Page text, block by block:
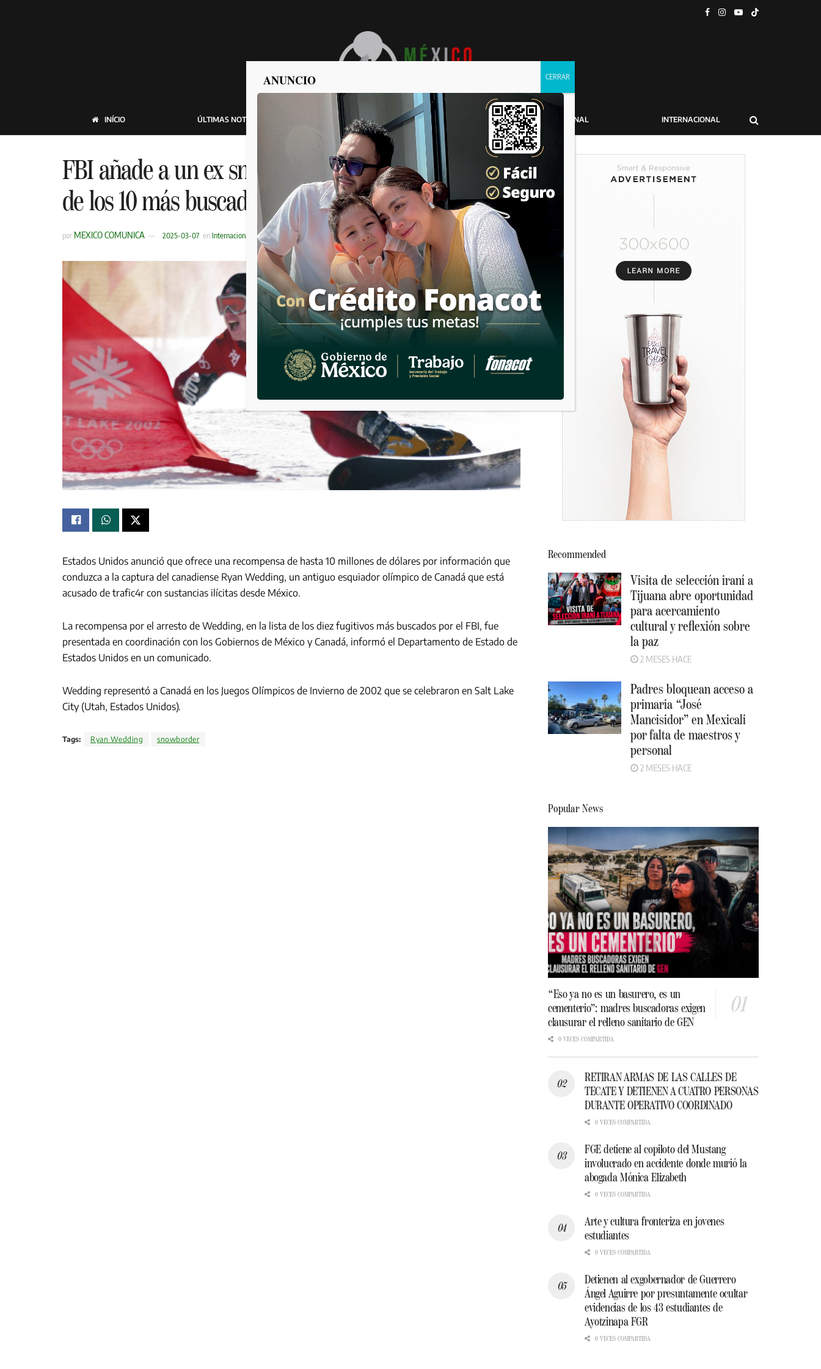
INÍCIO ÚLTIMAS NOTICIAS POLÍTICA POLICIACA NACIONAL INTERNACIONAL
FBI añade a un ex snowboarder olímpico a su lista
de los 10 más buscados
por MEXICO COMUNICA 2025-03-07 en Internacional Últimas Noticias
Estados Unidos anunció que ofrece una recompensa de hasta 10 millones de dólares por información que
conduzca a la captura del canadiense Ryan Wedding, un antiguo esquiador olímpico de Canadá que está
acusado de trafic4r con sustancias ilícitas desde México.
La recompensa por el arresto de Wedding, en la lista de los diez fugitivos más buscados por el FBI, fue
presentada en coordinación con los Gobiernos de México y Canadá, informó el Departamento de Estado de
Estados Unidos en un comunicado.
Wedding representó a Canadá en los Juegos Olímpicos de Invierno de 2002 que se celebraron en Salt Lake
City (Utah, Estados Unidos).
Tags: Ryan Wedding snowborder
Recommended
Visita de selección iraní a
Tijuana abre oportunidad
para acercamiento
cultural y reflexión sobre
la paz
2 MESES HACE
Padres bloquean acceso a
primaria “José
Mancisidor” en Mexicali
por falta de maestros y
personal
2 MESES HACE
Popular News
“Eso ya no es un basurero, es un
cementerio”: madres buscadoras exigen
clausurar el relleno sanitario de GEN
0 VECES COMPARTIDA
RETIRAN ARMAS DE LAS CALLES DE
TECATE Y DETIENEN A CUATRO PERSONAS
DURANTE OPERATIVO COORDINADO
0 VECES COMPARTIDA
FGE detiene al copiloto del Mustang
involucrado en accidente donde murió la
abogada Mónica Elizabeth
0 VECES COMPARTIDA
Arte y cultura fronteriza en jovenes
estudiantes
0 VECES COMPARTIDA
Detienen al exgobernador de Guerrero
Ángel Aguirre por presuntamente ocultar
evidencias de los 43 estudiantes de
Ayotzinapa FGR
0 VECES COMPARTIDA
ANUNCIO